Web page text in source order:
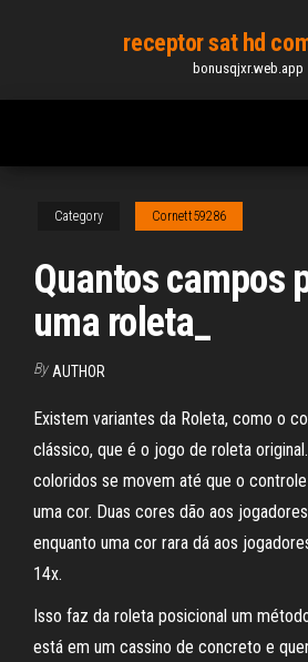
content
receptor sat hd
bonusqjxr.web.app
Category Cornett59286
Quantos campos
uma roleta_
By AUTHOR
Existem variantes da Roleta, como o
clássico, que é o jogo de roleta
coloridos se movem até que o
uma cor. Duas cores dão aos
enquanto uma cor rara dá aos
14x.
Isso faz da roleta posicional um
está em um cassino de concreto e